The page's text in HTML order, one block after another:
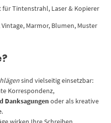
für Tintenstrahl, Laser & Kopierer
Marmor, Blumen, Muster
sind vielseitig einsetzbar:
Korrespondenz,
Danksagungenoder als kreative
.